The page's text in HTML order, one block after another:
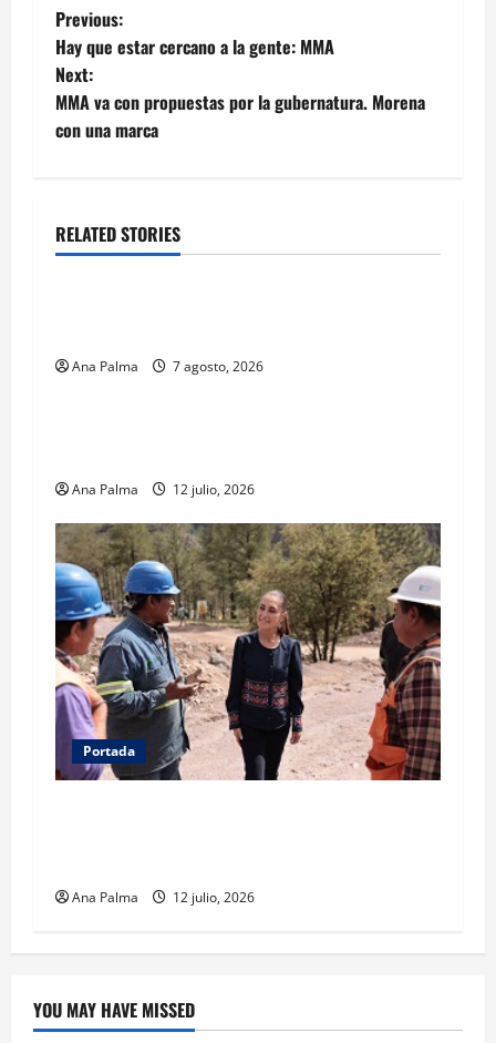
Post
navigation
Previous:
Hay que estar cercano a la gente: MMA
Next:
MMA va con propuestas por la gubernatura. Morena
con una marca
RELATED STORIES
Estados Portada
Ana Palma 7 agosto, 2026
MEXICO Portada
Ana Palma 12 julio, 2026
Portada
Ana Palma 12 julio, 2026
YOU MAY HAVE MISSED
Crítica de Cine